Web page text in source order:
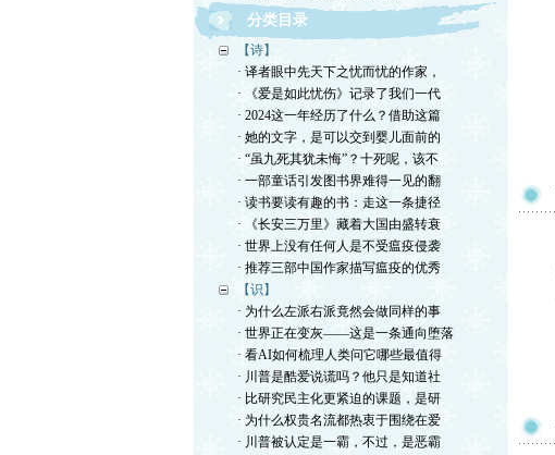
分类目录
【诗】
· 译者眼中先天下之忧而忧的作家，
· 《爱是如此忧伤》记录了我们一代
· 2024这一年经历了什么？借助这篇
· 她的文字，是可以交到婴儿面前的
· “虽九死其犹未悔”？十死呢，该不
· 一部童话引发图书界难得一见的翻
· 读书要读有趣的书：走这一条捷径
· 《长安三万里》藏着大国由盛转衰
· 世界上没有任何人是不受瘟疫侵袭
· 推荐三部中国作家描写瘟疫的优秀
【识】
· 为什么左派右派竟然会做同样的事
· 世界正在变灰——这是一条通向堕落
· 看AI如何梳理人类问它哪些最值得
· 川普是酷爱说谎吗？他只是知道社
· 比研究民主化更紧迫的课题，是研
· 为什么权贵名流都热衷于围绕在爱
· 川普被认定是一霸，不过，是恶霸